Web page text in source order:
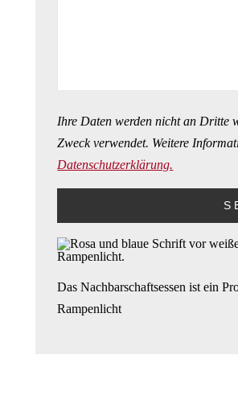
Ihre Daten werden nicht an Dritte
Zweck verwendet. Weitere
Datenschutzerklärung.
Das Nachbarschaftsessen ist ein
Rampenlicht